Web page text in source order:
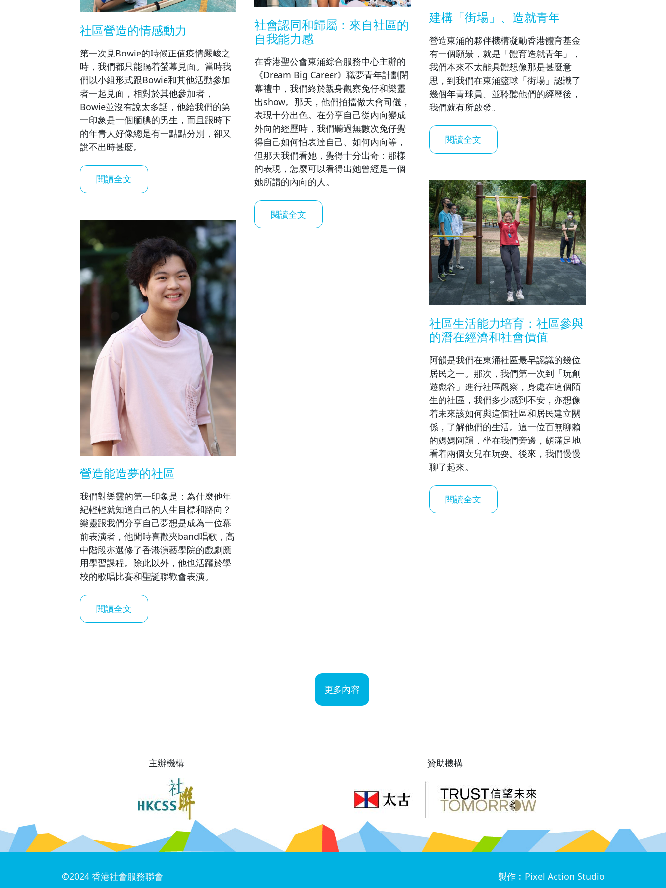
社區營造的情感動力
第一次見Bowie的時候正值疫情嚴峻之
時，我們都只能隔着螢幕見面。當時我
們以小組形式跟Bowie和其他活動參加
者一起見面，相對於其他參加者，
Bowie並沒有說太多話，他給我們的第
一印象是一個腼腆的男生，而且跟時下
的年青人好像總是有一點點分別，卻又
說不出時甚麼。
閱讀全文
社會認同和歸屬：來自社區的
自我能力感
在香港聖公會東涌綜合服務中心主辦的
《Dream Big Career》職夢青年計劃閉
幕禮中，我們終於親身觀察兔仔和樂靈
出show。那天，他們拍擋做大會司儀，
表現十分出色。在分享自己從內向變成
外向的經歷時，我們聽過無數次兔仔覺
得自己如何怕表達自己、如何內向等，
但那天我們看她，覺得十分出奇：那樣
的表現，怎麼可以看得出她曾經是一個
她所謂的內向的人。
閱讀全文
建構「街場」、造就青年
營造東涌的夥伴機構凝動香港體育基金
有一個願景，就是「體育造就青年」，
我們本來不太能具體想像那是甚麼意
思，到我們在東涌籃球「街場」認識了
幾個年青球員、並聆聽他們的經歷後，
我們就有所啟發。
閱讀全文
社區生活能力培育：社區參與
的潛在經濟和社會價值
阿韻是我們在東涌社區最早認識的幾位
居民之一。那次，我們第一次到「玩創
遊戲谷」進行社區觀察，身處在這個陌
生的社區，我們多少感到不安，亦想像
着未來該如何與這個社區和居民建立關
係，了解他們的生活。這一位百無聊賴
的媽媽阿韻，坐在我們旁邊，頗滿足地
看着兩個女兒在玩耍。後來，我們慢慢
聊了起來。
閱讀全文
營造能造夢的社區
我們對樂靈的第一印象是：為什麼他年
紀輕輕就知道自己的人生目標和路向？
樂靈跟我們分享自己夢想是成為一位幕
前表演者，他閒時喜歡夾band唱歌，高
中階段亦選修了香港演藝學院的戲劇應
用學習課程。除此以外，他也活躍於學
校的歌唱比賽和聖誕聯歡會表演。
閱讀全文
更多內容
主辦機構
贊助機構
©2024 香港社會服務聯會 製作︰ Pixel Action Studio